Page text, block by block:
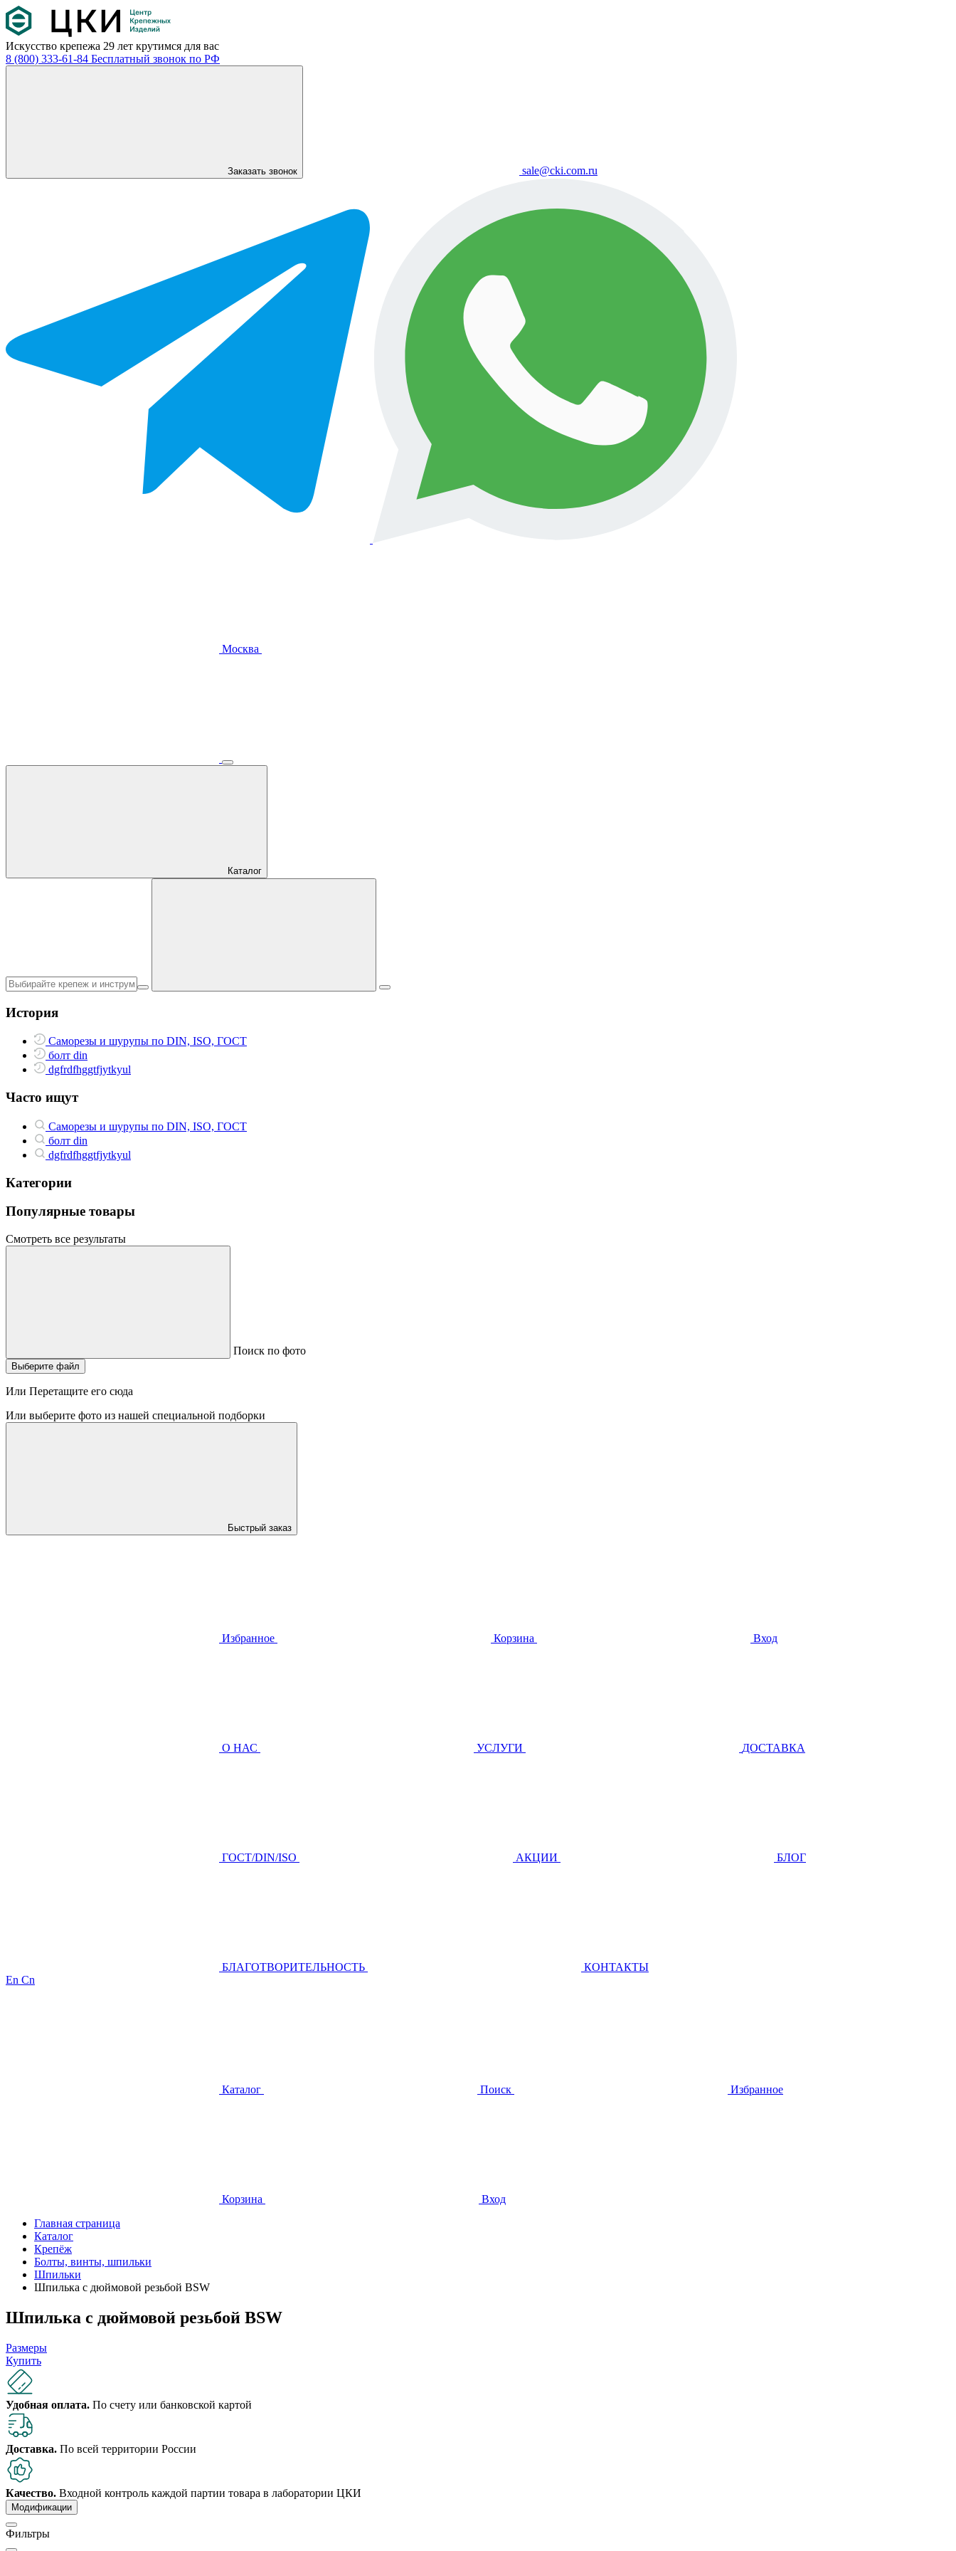
Искусство крепежа 29 лет крутимся для вас
8 (800) 333-61-84 Бесплатный звонок по РФ
Заказать звонок sale@cki.com.ru
Москва
Каталог
История
Саморезы и шурупы по DIN, ISO, ГОСТ
болт din
dgfrdfhggtfjytkyul
Часто ищут
Саморезы и шурупы по DIN, ISO, ГОСТ
болт din
dgfrdfhggtfjytkyul
Категории
Популярные товары
Смотреть все результаты
Поиск по фото
Выберите файл
Или Перетащите его сюда
Или выберите фото из нашей специальной подборки
Быстрый заказ
Избранное Корзина Вход
О НАС УСЛУГИ ДОСТАВКА
ГOCТ/DIN/ISO АКЦИИ БЛОГ
БЛАГОТВОРИТЕЛЬНОСТЬ
КОНТАКТЫ
En Cn
Каталог Поиск Избранное
Корзина
Вход
Главная страница
Каталог
Крепёж
Болты, винты, шпильки
Шпильки
Шпилька с дюймовой резьбой BSW
Шпилька с дюймовой резьбой BSW
Размеры
Купить
Удобная оплата. По счету или банковской картой
Доставка. По всей территории России
Качество. Входной контроль каждой партии товара в лаборатории ЦКИ
Модификации
Фильтры